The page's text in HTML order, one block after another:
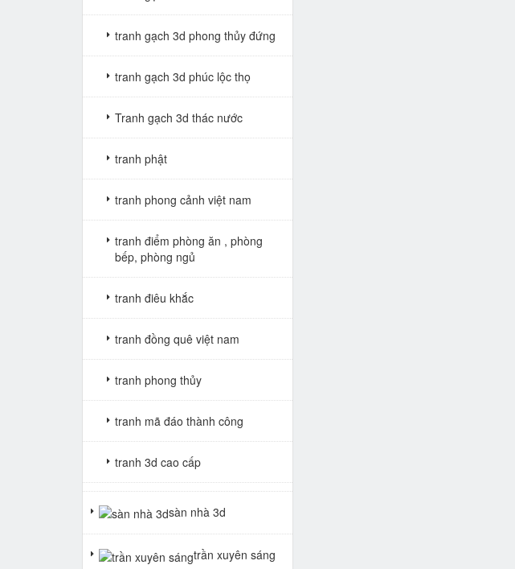
tranh gạch 3d phong thủy đứng
tranh gạch 3d phúc lộc thọ
Tranh gạch 3d thác nước
tranh phật
tranh phong cảnh việt nam
tranh điểm phòng ăn , phòng
bếp, phòng ngủ
tranh điêu khắc
tranh đồng quê việt nam
tranh phong thủy
tranh mã đáo thành công
tranh 3d cao cấp
gió
tranh giả ngọc
sàn nhà 3d
trần xuyên sáng